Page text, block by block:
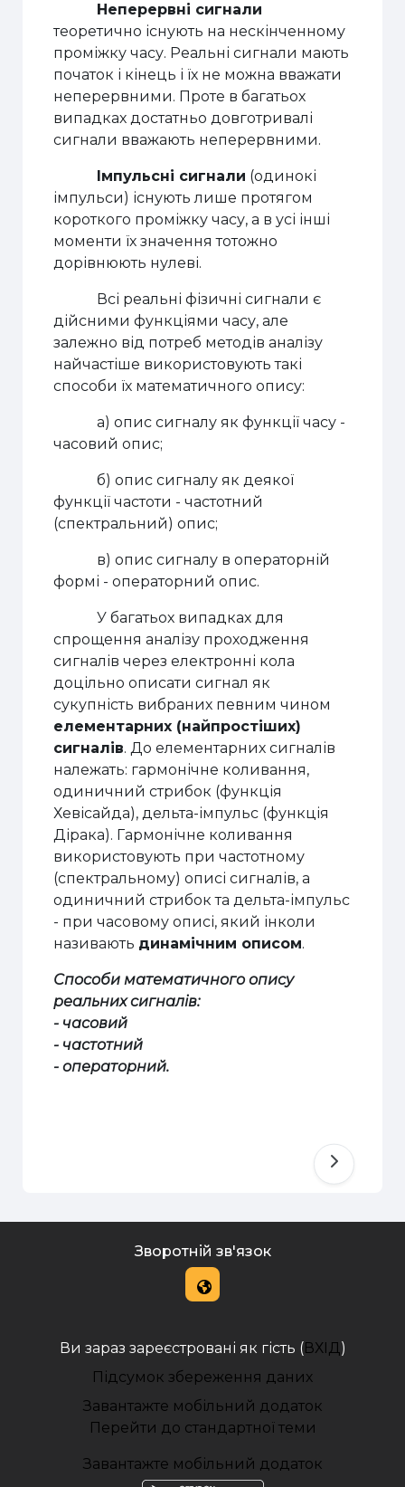
Неперервні сигнали
теоретично існують на нескінченному
проміжку часу. Реальні сигнали мають
початок і кінець і їх не можна вважати
неперервними. Проте в багатьох
випадках достатньо довготривалі
сигнали вважають неперервними.
Імпульсні сигнали (одинокі
імпульси) існують лише протягом
короткого проміжку часу, а в усі інші
моменти їх значення тотожно
дорівнюють нулеві.
Всі реальні фізичні сигнали є
дійсними функціями часу, але
залежно від потреб методів аналізу
найчастіше використовують такі
способи їх математичного опису:
а) опис сигналу як функції часу -
часовий опис;
б) опис сигналу як деякої
функції частоти - частотний
(спектральний) опис;
в) опис сигналу в операторній
формі - операторний опис.
У багатьох випадках для
спрощення аналізу проходження
сигналів через електронні кола
доцільно описати сигнал як
сукупність вибраних певним чином
елементарних (найпростіших)
сигналів. До елементарних сигналів
належать: гармонічне коливання,
одиничний стрибок (функція
Хевісайда), дельта-імпульс (функція
Дірака). Гармонічне коливання
використовують при частотному
(спектральному) описі сигналів, а
одиничний стрибок та дельта-імпульс
- при часовому описі, який інколи
називають динамічним описом.
Способи математичного опису
реальних сигналів:
- часовий
- частотний
- операторний.
Зворотній зв'язок
Ви зараз зареєстровані як гість (ВХІД)
Підсумок збереження даних
Завантажте мобільний додаток
Перейти до стандартної теми
Завантажте мобільний додаток